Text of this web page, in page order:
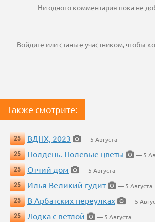
Ни одного комментария пока не
Войдите илистаньте участником, чтобы
Также смотрите:
25 ВДНХ, 2023
— 5 Августа
25
Полдень. Полевые цветы
— 5
25
Отчий дом
— 5 Августа
25
Илья Великий гудит
— 5 Августа
25
В Арбатских переулках
— 5
25
Лодка с ветлой
— 5 Августа